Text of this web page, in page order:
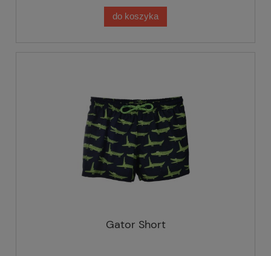
do koszyka
Gator Short